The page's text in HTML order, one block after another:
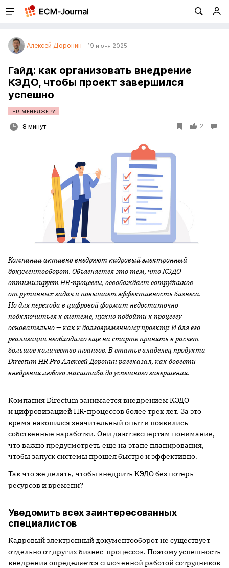
Алексей Доронин 19 июня 2025
Гайд: как организовать внедрение
КЭДО, чтобы проект завершился
успешно
HR-МЕНЕДЖЕРУ
8 минут 2
Компании активно внедряют кадровый электронный
документооборот. Объясняется это тем, что КЭДО
оптимизирует HR-процессы, освобождает сотрудников
от рутинных задач и повышает эффективность бизнеса.
Но для перехода в цифровой формат недостаточно
подключиться к системе, нужно подойти к процессу
основательно — как к долговременному проекту. И для его
реализации необходимо еще на старте принять в расчет
большое количество нюансов. В статье владелец продукта
Directum HR Pro Алексей Доронин рассказал, как довести
внедрения любого масштаба до успешного завершения.
Компания Directum занимается внедрением КЭДО
и цифровизацией HR-процессов более трех лет. За это
время накопился значительный опыт и появились
собственные наработки. Они дают экспертам понимание,
что важно предусмотреть еще на этапе планирования,
чтобы запуск системы прошел быстро и эффективно.
Так что же делать, чтобы внедрить КЭДО без потерь
ресурсов и времени?
Уведомить всех заинтересованных
специалистов
Кадровый электронный документооборот не существует
отдельно от других бизнес-процессов. Поэтому успешность
внедрения определяется сплоченной работой сотрудников